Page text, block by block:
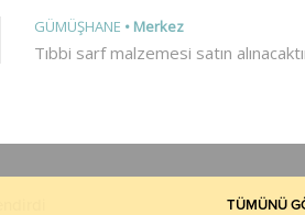
TÜMÜNÜ